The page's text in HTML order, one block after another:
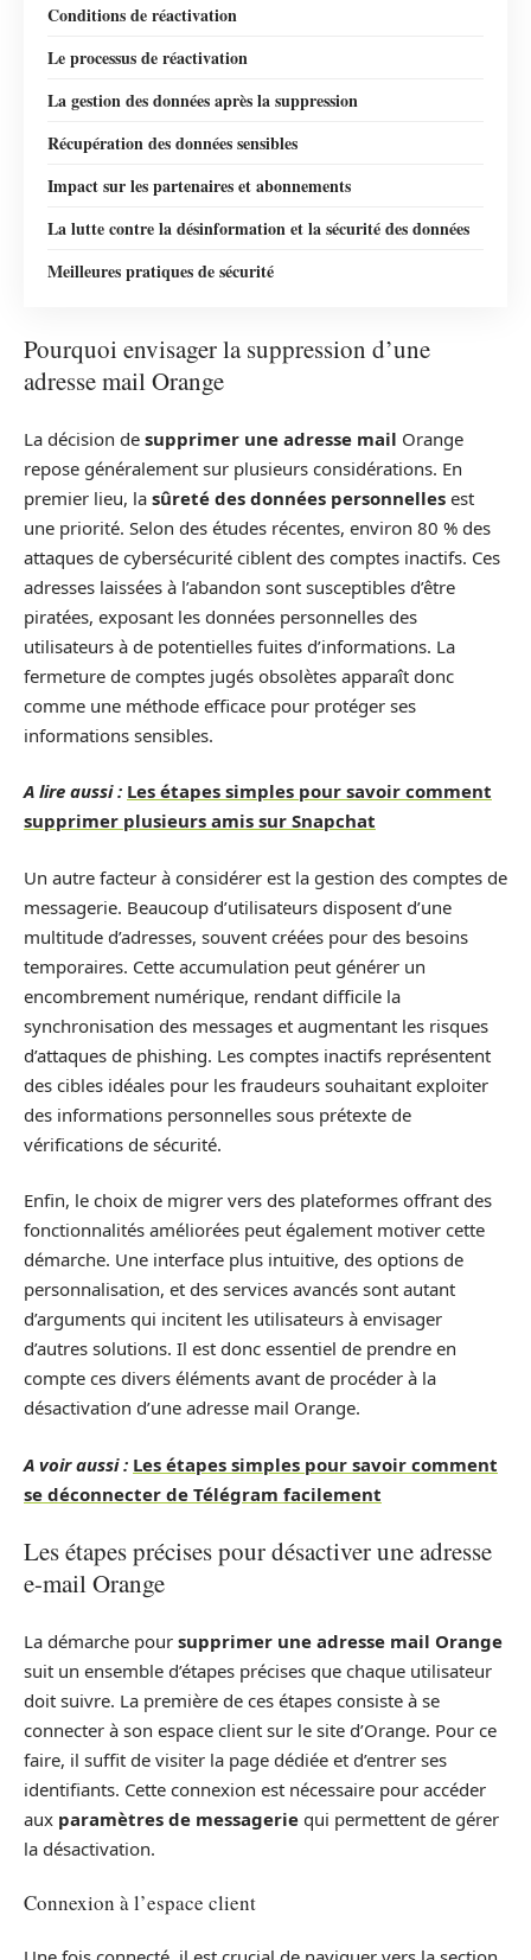
Conditions de réactivation
Le processus de réactivation
La gestion des données après la suppression
Récupération des données sensibles
Impact sur les partenaires et abonnements
La lutte contre la désinformation et la sécurité des données
Meilleures pratiques de sécurité
Pourquoi envisager la suppression d’une
adresse mail Orange
La décision de supprimer une adresse mail Orange
repose généralement sur plusieurs considérations. En
premier lieu, la sûreté des données personnelles est
une priorité. Selon des études récentes, environ 80 % des
attaques de cybersécurité ciblent des comptes inactifs. Ces
adresses laissées à l’abandon sont susceptibles d’être
piratées, exposant les données personnelles des
utilisateurs à de potentielles fuites d’informations. La
fermeture de comptes jugés obsolètes apparaît donc
comme une méthode efficace pour protéger ses
informations sensibles.
A lire aussi : Les étapes simples pour savoir comment
supprimer plusieurs amis sur Snapchat
Un autre facteur à considérer est la gestion des comptes de
messagerie. Beaucoup d’utilisateurs disposent d’une
multitude d’adresses, souvent créées pour des besoins
temporaires. Cette accumulation peut générer un
encombrement numérique, rendant difficile la
synchronisation des messages et augmentant les risques
d’attaques de phishing. Les comptes inactifs représentent
des cibles idéales pour les fraudeurs souhaitant exploiter
des informations personnelles sous prétexte de
vérifications de sécurité.
Enfin, le choix de migrer vers des plateformes offrant des
fonctionnalités améliorées peut également motiver cette
démarche. Une interface plus intuitive, des options de
personnalisation, et des services avancés sont autant
d’arguments qui incitent les utilisateurs à envisager
d’autres solutions. Il est donc essentiel de prendre en
compte ces divers éléments avant de procéder à la
désactivation d’une adresse mail Orange.
A voir aussi : Les étapes simples pour savoir comment
se déconnecter de Télégram facilement
Les étapes précises pour désactiver une adresse
e-mail Orange
La démarche pour supprimer une adresse mail Orange
suit un ensemble d’étapes précises que chaque utilisateur
doit suivre. La première de ces étapes consiste à se
connecter à son espace client sur le site d’Orange. Pour ce
faire, il suffit de visiter la page dédiée et d’entrer ses
identifiants. Cette connexion est nécessaire pour accéder
aux paramètres de messagerie qui permettent de gérer
la désactivation.
Connexion à l’espace client